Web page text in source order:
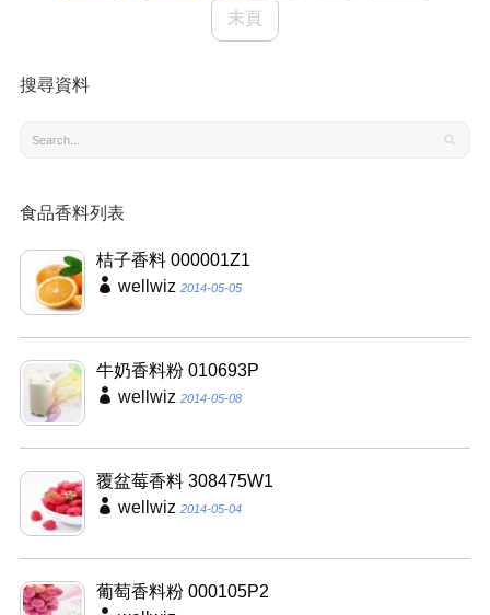
末頁
搜尋資料
食品香料列表
桔子香料 000001Z1
wellwiz 2014-05-05
牛奶香料粉 010693P
wellwiz 2014-05-08
覆盆莓香料 308475W1
wellwiz 2014-05-04
葡萄香料粉 000105P2